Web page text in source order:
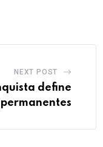
NEXT POST
define